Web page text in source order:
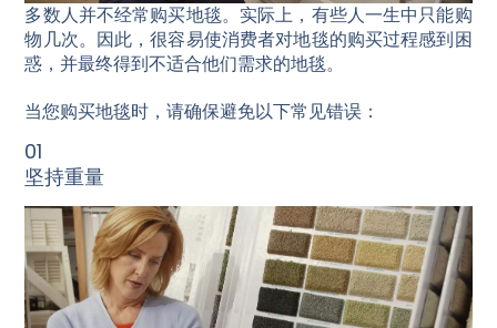
多数人并不经常购买地毯。实际上，有些人一生中只能购
物几次。因此，很容易使消费者对地毯的购买过程感到困
惑，并最终得到不适合他们需求的地毯。
当您购买地毯时，请确保避免以下常见错误：
01
坚持重量